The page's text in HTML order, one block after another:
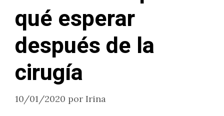
qué esperar
después de la
cirugía
10/01/2020 por Irina